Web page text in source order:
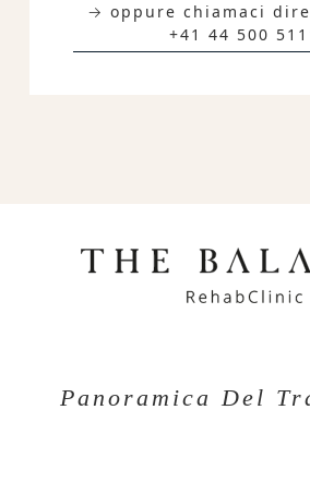
→ oppure chiamaci
+41 44 500
Panoramica Del